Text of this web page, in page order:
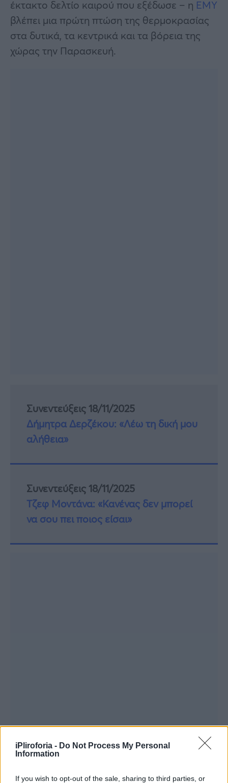
iPliroforia - Do Not Process My Personal
Information
If you wish to opt-out of the sale, sharing to third parties, or
έκτακτο δελτίο καιρού που εξέδωσε – η ΕΜΥ
βλέπει μια πρώτη πτώση της θερμοκρασίας
στα δυτικά, τα κεντρικά και τα βόρεια της
χώρας την Παρασκευή.
Συνεντεύξεις 18/11/2025
Δήμητρα Δερζέκου: «Λέω τη δική μου
αλήθεια»
Συνεντεύξεις 18/11/2025
Τζεφ Μοντάνα: «Κανένας δεν μπορεί
να σου πει ποιος είσαι»